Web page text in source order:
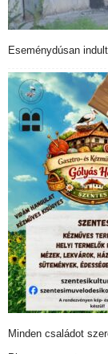
Eseménydúsan
Minden családot